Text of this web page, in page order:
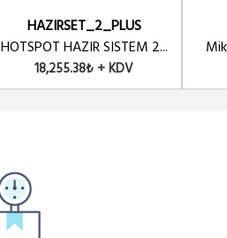
HAZIRSET_2_PLUS
HOTSPOT HAZIR SISTEM 2...
18,255.38₺ + KDV